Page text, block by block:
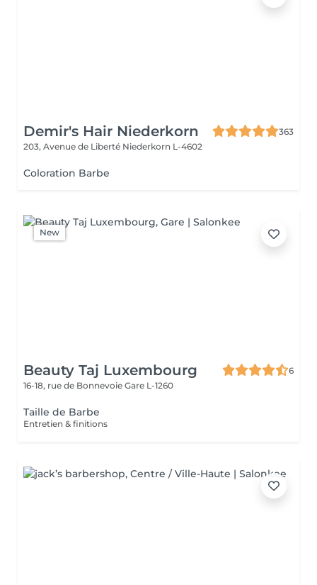
Demir's Hair Niederkorn
363
203, Avenue de Liberté Niederkorn L-4602
Coloration Barbe
New
Beauty Taj Luxembourg
6
16-18, rue de Bonnevoie Gare L-1260
Taille de Barbe
Entretien & finitions